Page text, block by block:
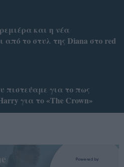
και η νέα
από το στυλ της Diana στο red
πιστεύαμε για τo πως
για το «The Crown»